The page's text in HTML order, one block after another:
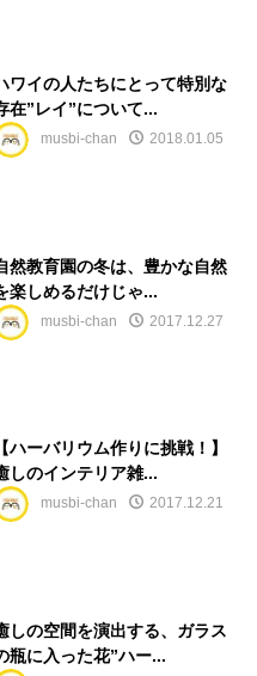
ワイの人たちにとって特別な
在”レイ”について...
musbi-chan 2018.01.05
然教育園の冬は、豊かな自然
楽しめるだけじゃ...
musbi-chan 2017.12.27
【ハーバリウム作りに挑戦！】
しのインテリア雑...
musbi-chan 2017.12.21
しの空間を演出する、ガラス
瓶に入った花”ハー...